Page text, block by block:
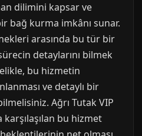
dilimini kapsar ve
bağ kurma imkânı sunar.
arasında bu tür bir
detaylarını bilmek
bu hizmetin
ve detaylı bir
Ağrı Tutak VIP
karşılaşılan bu hizmet